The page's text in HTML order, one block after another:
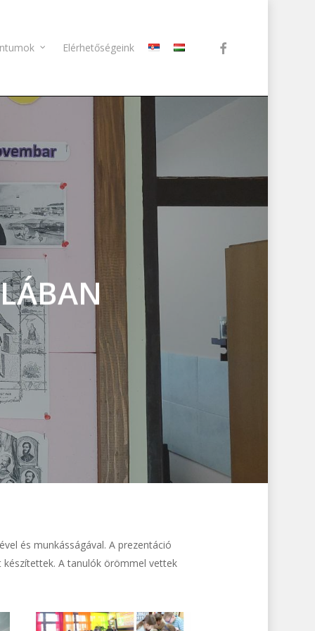
Elérhetőségeink facebook
és munkásságával. A prezentáció
A tanulók örömmel vettek
4.